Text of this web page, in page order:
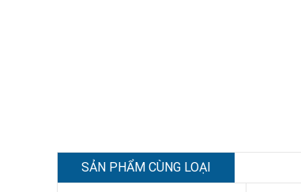
SẢN PHẨM CÙNG LOẠI